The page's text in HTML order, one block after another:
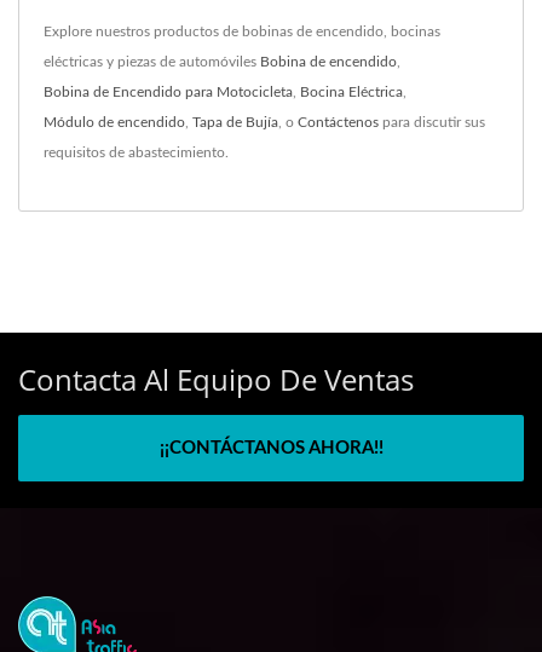
Explore nuestros productos de bobinas de encendido, bocinas
eléctricas y piezas de automóviles Bobina de encendido
Bobina de Encendido para Motocicleta Bocina Eléctrica
Módulo de encendido Tapa de Bujía , o Contáctenos para discutir sus
requisitos de abastecimiento.
Contacta Al Equipo De Ventas
¡¡CONTÁCTANOS AHORA!!